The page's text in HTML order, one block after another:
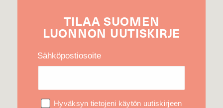
TILAA SUOMEN
LUONNON UUTIS­KIRJE
Sähköpostiosoite
Hyväksyn tietojeni käytön uutiskirjeen